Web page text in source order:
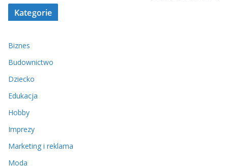
Kategorie
Biznes
Budownictwo
Dziecko
Edukacja
Hobby
Imprezy
Marketing i reklama
Moda